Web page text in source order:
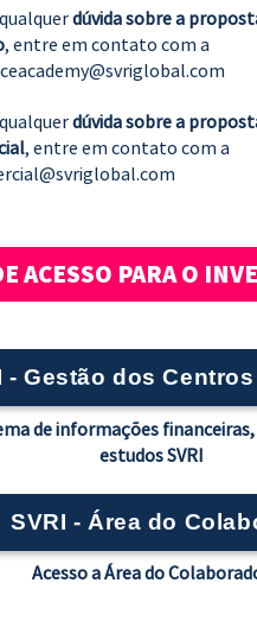
dúvida sobre a
, entre em contato com a
dúvida sobre a
, entre em contato com a
ACESSO PARA O
- Gestão dos
de informações financeiras,
estudos SVRI
SVRI - Área do
Acesso a Área do